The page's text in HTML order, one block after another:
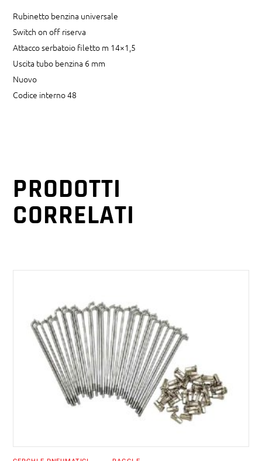
Rubinetto benzina universale
Switch on off riserva
Attacco serbatoio filetto m 14×1,5
Uscita tubo benzina 6 mm
Nuovo
Codice interno 48
PRODOTTI
CORRELATI
AGGIUNGI AL CARRELLO